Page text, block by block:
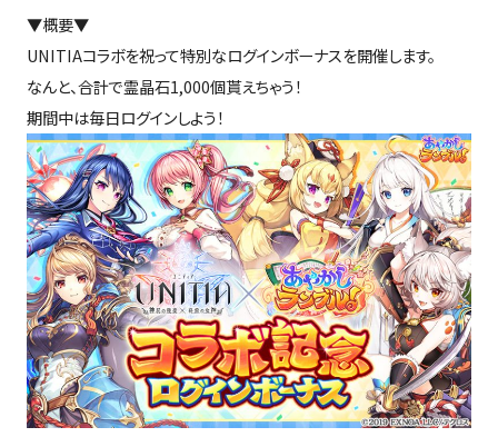
▼概要▼
UNITIAコラボを祝って特別なログインボーナスを開催します。
なんと、合計で霊晶石1,000個貰えちゃう！
期間中は毎日ログインしよう！